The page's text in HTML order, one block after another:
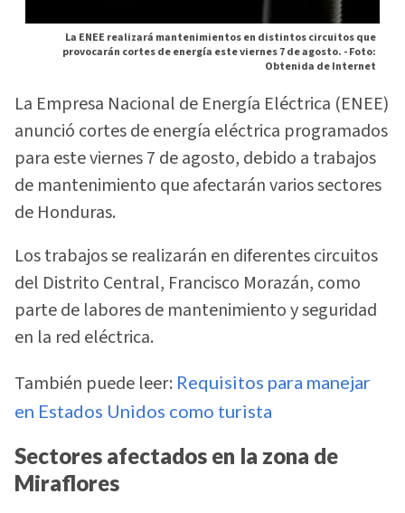
La ENEE realizará mantenimientos en distintos circuitos que
provocarán cortes de energía este viernes 7 de agosto. -Foto:
Obtenida de Internet
La Empresa Nacional de Energía Eléctrica (ENEE)
anunció cortes de energía eléctrica programados
para este viernes 7 de agosto, debido a trabajos
de mantenimiento que afectarán varios sectores
de Honduras.
Los trabajos se realizarán en diferentes circuitos
del Distrito Central, Francisco Morazán, como
parte de labores de mantenimiento y seguridad
en la red eléctrica.
También puede leer: Requisitos para manejar
en Estados Unidos como turista
Sectores afectados en la zona de
Miraflores